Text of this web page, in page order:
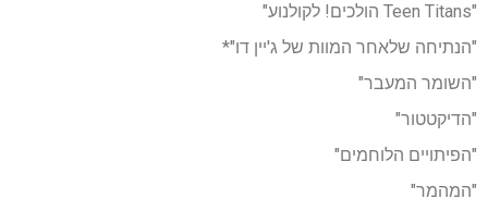
"Teen Titans הולכים! לקולנוע"
"הנתיחה שלאחר המוות של ג'יין דו"*
"השומר המעבר"
"הדיקטטור"
"הפיתויים הלוחמים"
"המהמר"